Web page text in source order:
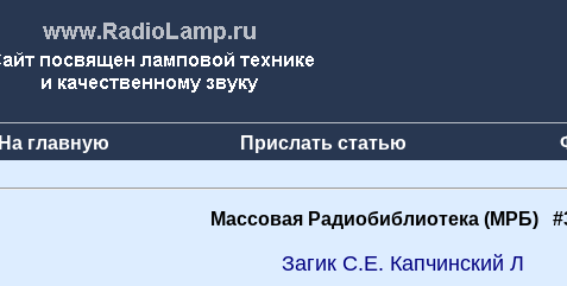
На главную Прислать статью
Массовая Радиобиблиотека (МРБ)
Загик С.Е. Капчинский Л